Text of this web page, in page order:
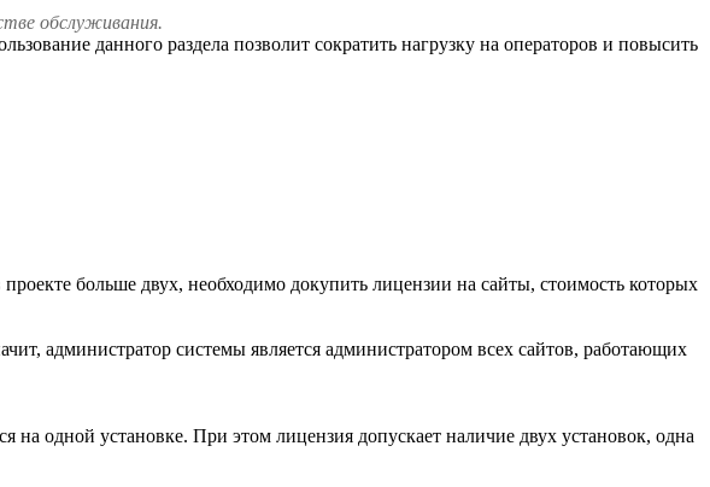
обслуживания.
данного раздела позволит сократить нагрузку на операторов и повысить
больше двух, необходимо докупить лицензии на сайты, стоимость которых
администратор системы является администратором всех сайтов, работающих
одной установке. При этом лицензия допускает наличие двух установок, одна